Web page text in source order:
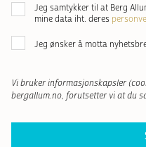
Samtykke *
Jeg samtykker til at Berg
mine data iht. deres
Nyhetsbrev
Jeg ønsker å motta
Vi bruker informasjonskapsler
bergallum.no, forutsetter vi at du